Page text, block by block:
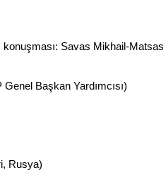
konuşması: Savas Mikhail-
Başkan Yardımcısı)
Rusya)